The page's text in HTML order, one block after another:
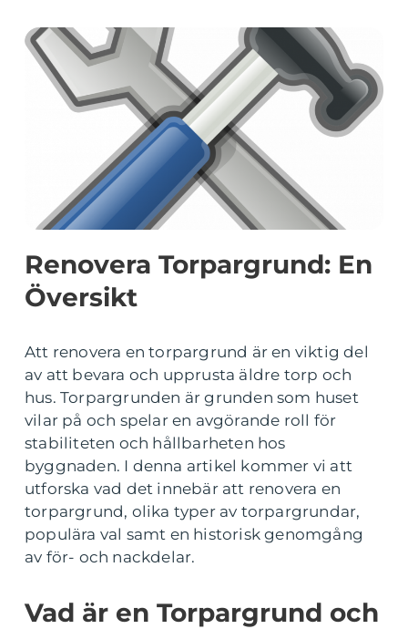
Renovera Torpargrund: En
Översikt
Att renovera en torpargrund är en viktig del
av att bevara och upprusta äldre torp och
hus. Torpargrunden är grunden som huset
vilar på och spelar en avgörande roll för
stabiliteten och hållbarheten hos
byggnaden. I denna artikel kommer vi att
utforska vad det innebär att renovera en
torpargrund, olika typer av torpargrundar,
populära val samt en historisk genomgång
av för- och nackdelar.
Vad är en Torpargrund och